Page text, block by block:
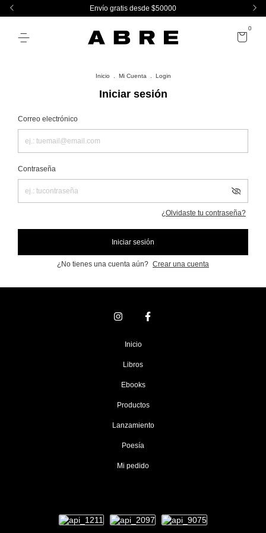
Envío gratis desde $50000
0
Inicio Mi Cuenta Login
Iniciar sesión
Correo electrónico
Contraseña
¿Olvidaste tu contraseña?
Iniciar sesión
¿No tienes una cuenta aún? Crear una cuenta
Inicio
Libros
Ebooks
Productos
Lanzamiento
Poesía
Mi pedido